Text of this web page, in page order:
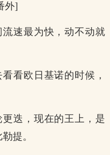
外]
速最为快，动不动就
看欧日基诺的时候，
迭，现在的王上，是
提。